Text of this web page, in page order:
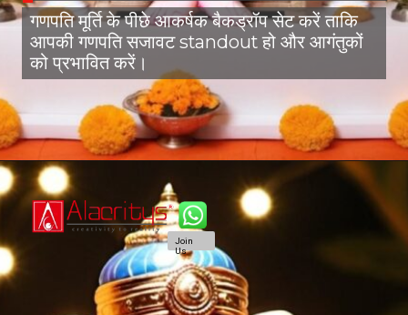
गणपति मूर्ति के पीछे आकर्षक बैकड्रॉप सेट करें ताकि
आपकी गणपति सजावट standout हो और आगंतुकों
को प्रभावित करें।
Join
Us